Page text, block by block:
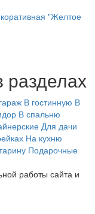
"Желтое
разделах
В гостинную В
В спальню
Для дачи
На кухню
Подарочные
работы сайта и